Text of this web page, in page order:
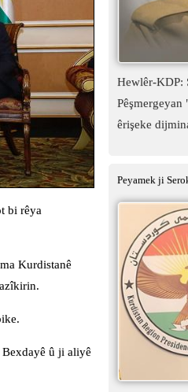
bi rêya
Kurdistanê
û ji aliyê
Hewlêr-KDP:
êrişeke
Peyamek ji